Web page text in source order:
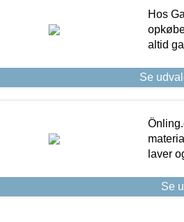
Hos
altid
Se
laver
Se